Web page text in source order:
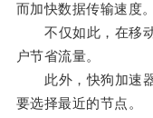
而加快数据传输速度。
不仅如此，在移动
户节省流量。
此外，快狗加速器
要选择最近的节点。